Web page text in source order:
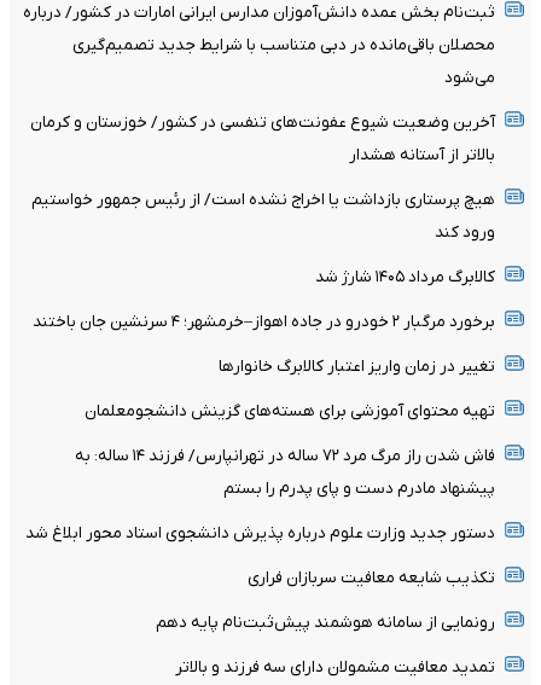
ثبت‌نام بخش عمده دانش‌آموزان مدارس ایرانی امارات در کشور/ درباره
محصلان باقی‌مانده در دبی متناسب با شرایط جدید تصمیم‌گیری
می‌شود
آخرین وضعیت شیوع عفونت‌های تنفسی در کشور/ خوزستان و کرمان
بالاتر از آستانه هشدار
هیچ پرستاری بازداشت یا اخراج نشده است/ از رئیس جمهور خواستیم
ورود کند
کالابرگ مرداد ۱۴۰۵ شارژ شد
برخورد مرگبار ۲ خودرو در جاده اهواز–خرمشهر؛ ۴ سرنشین جان باختند
تغییر در زمان واریز اعتبار کالابرگ خانوار‌ها
تهیه محتوای آموزشی برای هسته‌های گزینش دانشجومعلمان
فاش شدن راز مرگ مرد ۷۲ ساله در تهرانپارس/ فرزند ۱۴ ساله: به
پیشنهاد مادرم دست و پای پدرم را بستم
دستور جدید وزارت علوم درباره پذیرش دانشجوی استاد محور ابلاغ شد
تکذیب شایعه معافیت سربازان فراری
رونمایی از سامانه هوشمند پیش‌ثبت‌نام پایه دهم
تمدید معافیت مشمولان دارای سه فرزند و بالا‌تر